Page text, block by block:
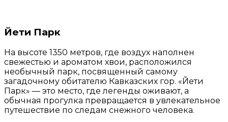
Йети Парк
На высоте 1350 метров, где воздух наполнен
свежестью и ароматом хвои, расположился
необычный парк, посвященный самому
загадочному обитателю Кавказских гор. «Йети
Парк» — это место, где легенды оживают, а
обычная прогулка превращается в увлекательное
путешествие по следам снежного человека.